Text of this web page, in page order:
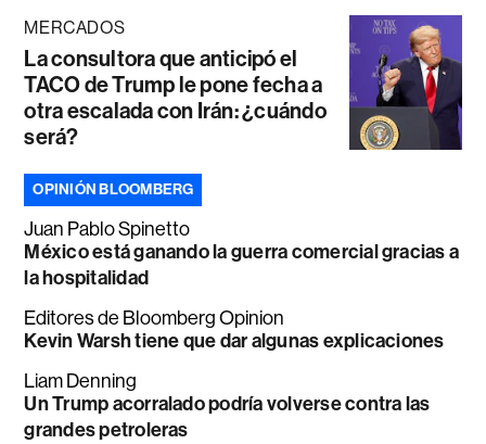
MERCADOS
La consultora que anticipó el
TACO de Trump le pone fecha a
otra escalada con Irán: ¿cuándo
será?
OPINIÓN BLOOMBERG
Juan Pablo Spinetto
México está ganando la guerra comercial gracias a
la hospitalidad
Editores de Bloomberg Opinion
Kevin Warsh tiene que dar algunas explicaciones
Liam Denning
Un Trump acorralado podría volverse contra las
grandes petroleras